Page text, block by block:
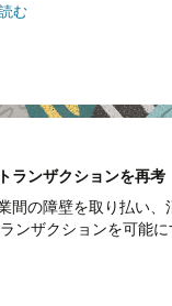
む
ランザクションを再考
間の障壁を取り払い
ンザクションを可能